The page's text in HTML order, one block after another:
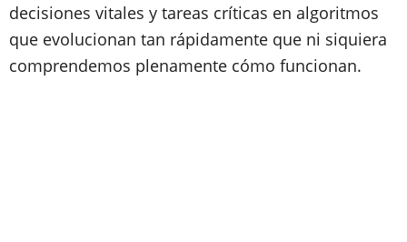
decisiones vitales y tareas críticas en algoritmos
que evolucionan tan rápidamente que ni siquiera
comprendemos plenamente cómo funcionan.